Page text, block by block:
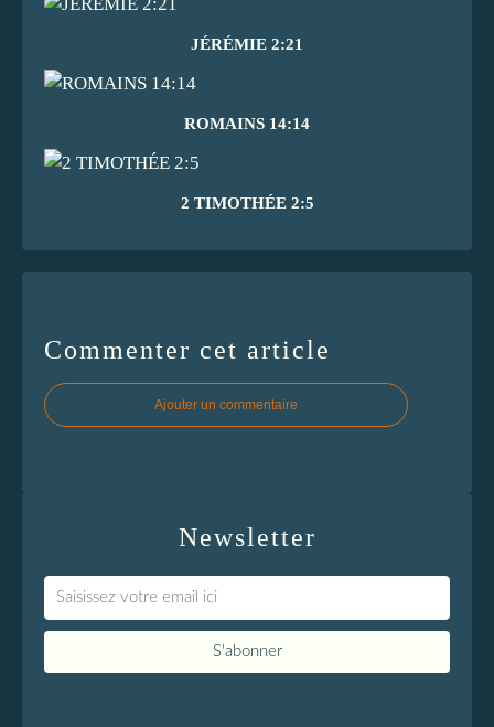
JÉRÉMIE 2:21
ROMAINS 14:14
2 TIMOTHÉE 2:5
Commenter cet article
Ajouter un commentaire
Newsletter